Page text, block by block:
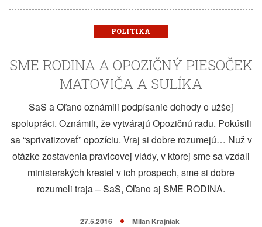
POLITIKA
SME RODINA A OPOZIČNÝ PIESOČEK
MATOVIČA A SULÍKA
SaS a Oľano oznámili podpísanie dohody o užšej
spolupráci. Oznámili, že vytvárajú Opozičnú radu. Pokúsili
sa “sprivatizovať” opozíciu. Vraj si dobre rozumejú… Nuž v
otázke zostavenia pravicovej vlády, v ktorej sme sa vzdali
ministerských kresiel v ich prospech, sme si dobre
rozumeli traja – SaS, Oľano aj SME RODINA.
27.5.2016 Milan Krajniak